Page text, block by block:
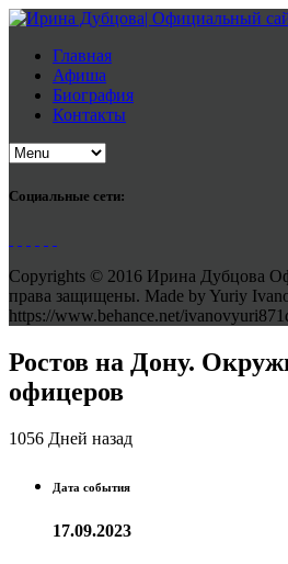
Главная
Афиша
Биография
Контакты
Социальные сети:
Copyrights © 2016 Ирина Дубцова
права защищены. Made by Yuriy
https://www.behance.net/
Ростов на Дону.
офицеров
1056 Дней назад
Дата события
17.09.2023